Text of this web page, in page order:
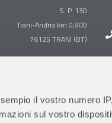
il vostro numero
sul vostro
S. P. 130
Trani-Andria km 0,900
Prima Infanzia: 0883